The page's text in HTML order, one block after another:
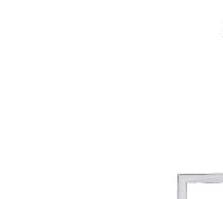
Пижамы